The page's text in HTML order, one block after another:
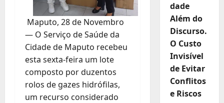
Maputo, 28 de Novembro
— O Serviço de Saúde da
Cidade de Maputo recebeu
esta sexta-feira um lote
composto por duzentos
rolos de gazes hidrófilas,
um recurso considerado
dade
Além do
Discurso.
O Custo
Invisível
de Evitar
Conflitos
e Riscos